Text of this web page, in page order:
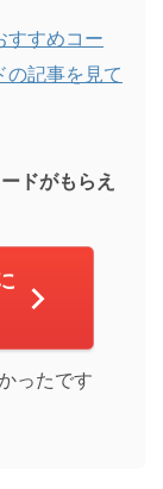
すすめコー
の記事を見て
ドがもらえ
ったです